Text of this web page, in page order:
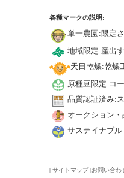
各種マークの説明:
単一農園:限定
地域限定:産出
天日乾燥:乾燥
原種豆限定:コ
品質認証済み:
オークション
サステイナブ
| サイトマップ|お問い合わ